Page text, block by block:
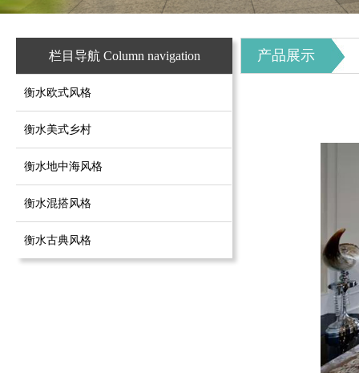
栏目导航 Column navigation
衡水欧式风格
衡水美式乡村
衡水地中海风格
衡水混搭风格
衡水古典风格
产品展示